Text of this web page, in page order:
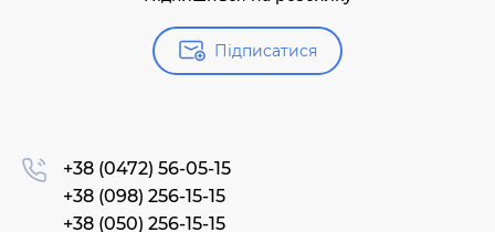
Підписатися
+38 (0472) 56-05-15
+38 (098) 256-15-15
+38 (050) 256-15-15